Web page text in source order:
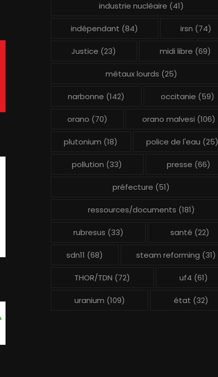
industrie nucléaire (41)
indépendant (84) irsn (74)
Justice (23) midi libre (69)
métaux lourds (25)
narbonne (142) occitanie (59)
orano (70) orano malvesi (106)
plutonium (18) police de l'eau (25)
pollution (33) presse (66)
préfecture (51)
ressources/documents (181)
rubresus (33) santé (22)
sdn11 (68) steam reforming (31)
THOR/TDN (72) uf4 (61)
uranium (109) état (32)